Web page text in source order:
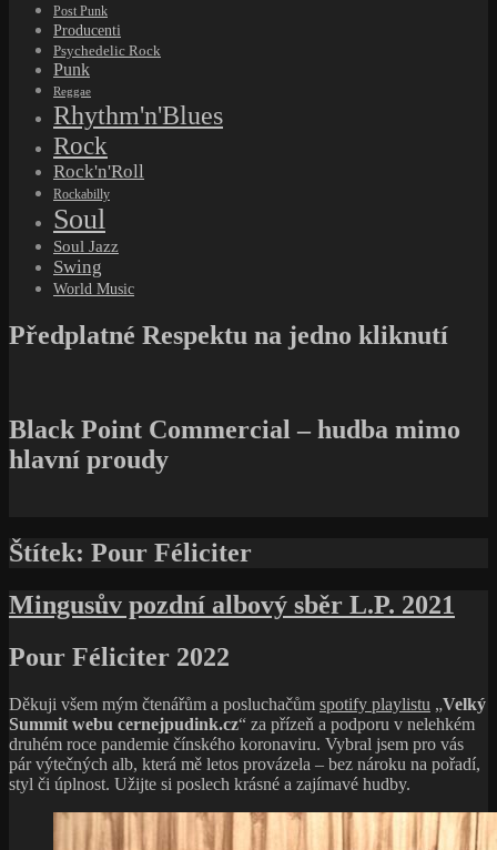
Post Punk
Producenti
Psychedelic Rock
Punk
Reggae
Rhythm'n'Blues
Rock
Rock'n'Roll
Rockabilly
Soul
Soul Jazz
Swing
World Music
Předplatné Respektu na jedno kliknutí
Black Point Commercial – hudba mimo
hlavní proudy
Štítek: Pour Féliciter
Mingusův pozdní albový sběr L.P. 2021
Pour Féliciter 2022
Děkuji všem mým čtenářům a posluchačům spotify playlistu „Velký
Summit webu cernejpudink.cz“ za přízeň a podporu v nelehkém
druhém roce pandemie čínského koronaviru. Vybral jsem pro vás
pár výtečných alb, která mě letos provázela – bez nároku na pořadí,
styl či úplnost. Užijte si poslech krásné a zajímavé hudby.